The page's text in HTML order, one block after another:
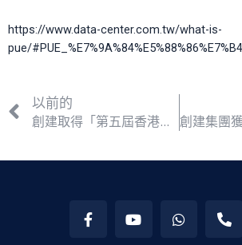
https://www.data-center.com.tw/what-is-
pue/
以前的
創建取得「第五屆香港傑出企業公民獎」優異獎